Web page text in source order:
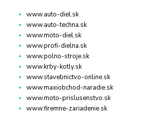
www.auto-diel.sk
www.auto-techna.sk
www.moto-diel.sk
www.profi-dielna.sk
www.polno-stroje.sk
www.krby-kotly.sk
www.stavebnictvo-online.sk
www.maxiobchod-naradie.sk
www.moto-prislusenstvo.sk
www.firemne-zariadenie.sk